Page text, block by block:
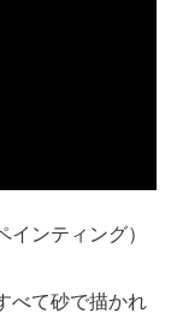
ンティング）
べて砂で描かれ